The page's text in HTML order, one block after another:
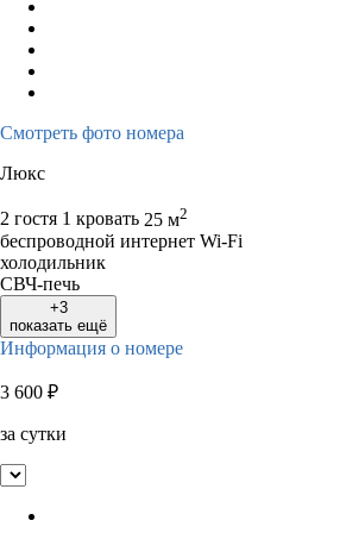
Смотреть фото номера
Люкс
2 гостя 1 кровать 25 м2
беспроводной интернет Wi-Fi
холодильник
СВЧ-печь
+3
показать ещё
Информация о номере
3 600 ₽
за сутки